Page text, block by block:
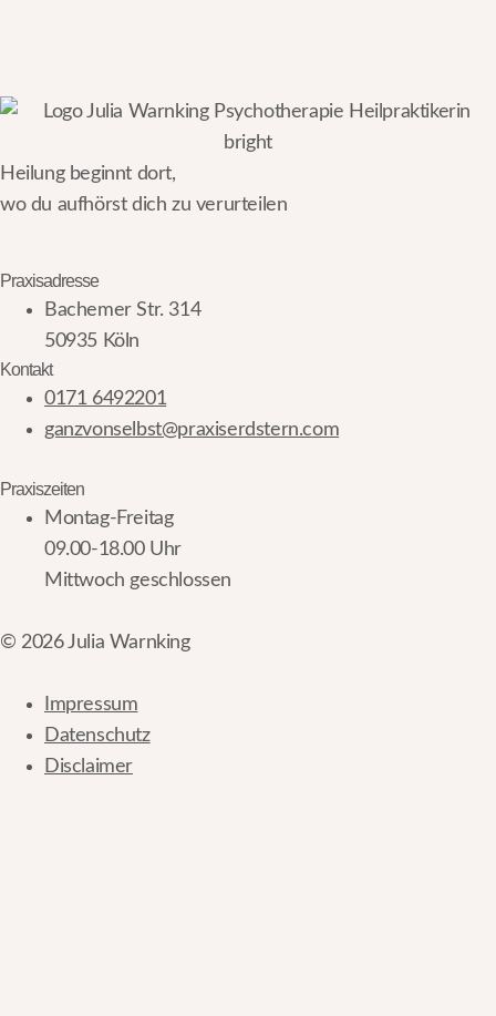
Heilung beginnt dort,
wo du aufhörst dich zu verurteilen
Praxisadresse
Bachemer Str. 314
50935 Köln
Kontakt
0171 6492201
ganzvonselbst@praxiserdstern.com
Praxiszeiten
Montag-Freitag
09.00-18.00 Uhr
Mittwoch geschlossen
© 2026 Julia Warnking
Impressum
Datenschutz
Disclaimer